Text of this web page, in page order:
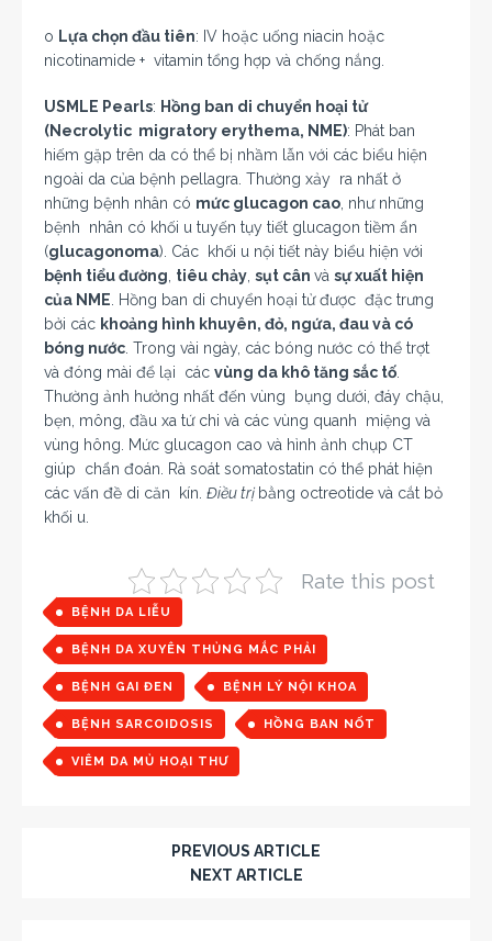
o Lựa chọn đầu tiên: IV hoặc uống niacin hoặc
nicotinamide + vitamin tổng hợp và chống nắng.
USMLE Pearls: Hồng ban di chuyển hoại tử
(Necrolytic migratory erythema, NME): Phát ban
hiếm gặp trên da có thể bị nhầm lẫn với các biểu hiện
ngoài da của bệnh pellagra. Thường xảy ra nhất ở
những bệnh nhân có mức glucagon cao , như những
bệnh nhân có khối u tuyến tụy tiết glucagon tiềm ẩn
(glucagonoma). Các khối u nội tiết này biểu hiện với
bệnh tiểu đường tiêu chảy sụt cân và sự xuất hiện
của NME . Hồng ban di chuyển hoại tử được đặc trưng
bởi các khoảng hình khuyên, đỏ, ngứa, đau và có
bóng nước . Trong vài ngày, các bóng nước có thể trợt
và đóng mài để lại các vùng da khô tăng sắc tố
Thường ảnh hưởng nhất đến vùng bụng dưới, đáy chậu,
bẹn, mông, đầu xa tứ chi và các vùng quanh miệng và
vùng hông. Mức glucagon cao và hình ảnh chụp CT
giúp chẩn đoán. Rà soát somatostatin có thể phát hiện
các vấn đề di căn kín. Điều trị bằng octreotide và cắt bỏ
khối u.
Rate this post
BỆNH DA LIỄU
BỆNH DA XUYÊN THỦNG MẮC PHẢI
BỆNH GAI ĐEN BỆNH LÝ NỘI KHOA
BỆNH SARCOIDOSIS HỒNG BAN NỐT
VIÊM DA MỦ HOẠI THƯ
PREVIOUS ARTICLE
NEXT ARTICLE